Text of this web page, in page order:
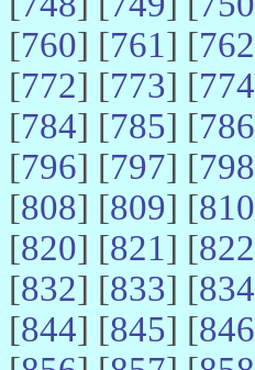
[760] [761] [762
[772] [773] [774
[784] [785] [786
[796] [797] [798
[808] [809] [810
[820] [821] [822
[832] [833] [834
[844] [845] [846